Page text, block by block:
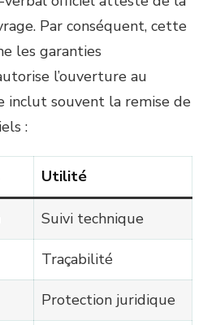
Par conséquent, cette
les garanties
l’ouverture au
inclut souvent la remise de
:
Utilité
Suivi technique
Traçabilité
Protection juridique